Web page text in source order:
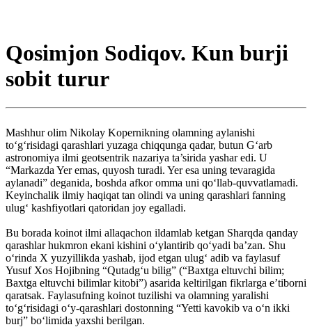
Qosimjon Sodiqov. Kun burji
sobit turur
Mashhur olim Nikolay Kopernikning olamning aylanishi
to‘g‘risidagi qarashlari yuzaga chiqqunga qadar, butun G‘arb
astronomiya ilmi geotsentrik nazariya ta’sirida yashar edi. U
“Markazda Yer emas, quyosh turadi. Yer esa uning tevaragida
aylanadi” deganida, boshda afkor omma uni qo‘llab-quvvatlamadi.
Keyinchalik ilmiy haqiqat tan olindi va uning qarashlari fanning
ulug‘ kashfiyotlari qatoridan joy egalladi.
Bu borada koinot ilmi allaqachon ildamlab ketgan Sharqda qanday
qarashlar hukmron ekani kishini o‘ylantirib qo‘yadi ba’zan. Shu
o‘rinda X yuzyillikda yashab, ijod etgan ulug‘ adib va faylasuf
Yusuf Xos Hojibning “Qutadg‘u bilig” (“Baxtga eltuvchi bilim;
Baxtga eltuvchi bilimlar kitobi”) asarida keltirilgan fikrlarga e’tiborni
qaratsak. Faylasufning koinot tuzilishi va olamning yaralishi
to‘g‘risidagi o‘y-qarashlari dostonning “Yetti kavokib va o‘n ikki
burj” bo‘limida yaxshi berilgan.